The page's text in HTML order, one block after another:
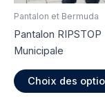
Pantalon et Bermuda
Pantalon
Municipale
Choix des